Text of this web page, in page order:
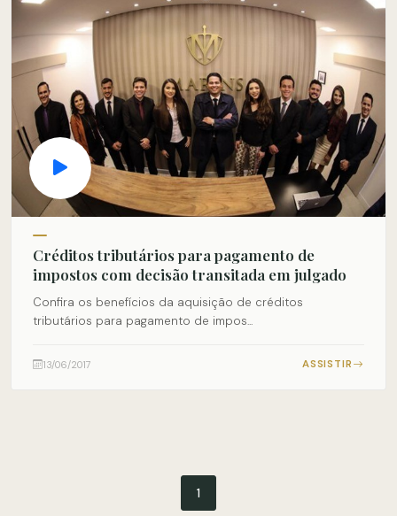
Créditos tributários para pagamento de
impostos com decisão transitada em julgado
Confira os benefícios da aquisição de créditos
tributários para pagamento de impos...
13/06/2017 ASSISTIR
1